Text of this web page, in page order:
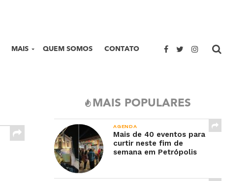
MAIS QUEM SOMOS CONTATO
MAIS POPULARES
AGENDA
Mais de 40 eventos para
curtir neste fim de
semana em Petrópolis